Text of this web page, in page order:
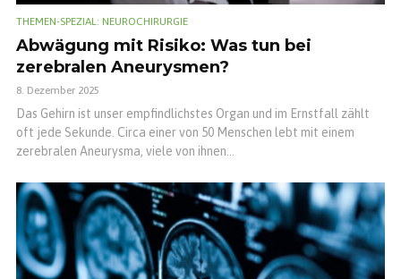
THEMEN-SPEZIAL: NEUROCHIRURGIE
Abwägung mit Risiko: Was tun bei
zerebralen Aneurysmen?
8. Dezember 2025
Das Gehirn ist unser empfindlichstes Organ und im Ernstfall zählt
oft jede Sekunde. Circa einer von 50 Menschen lebt mit einem
zerebralen Aneurysma, viele von ihnen...